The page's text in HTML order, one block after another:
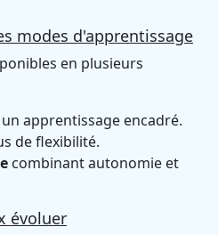
modes d'apprentissage
en plusieurs
apprentissage encadré.
de flexibilité.
combinant autonomie et
évoluer